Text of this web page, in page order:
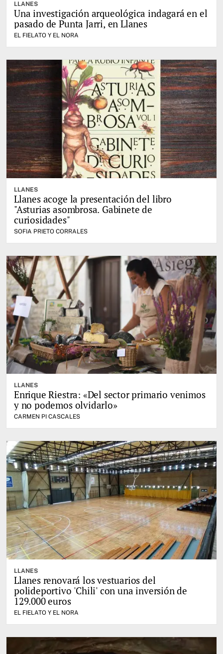
LLANES
Una investigación arqueológica indagará en el
pasado de Punta Jarri, en Llanes
EL FIELATO Y EL NORA
LLANES
Llanes acoge la presentación del libro
"Asturias asombrosa. Gabinete de
curiosidades"
SOFIA PRIETO CORRALES
LLANES
Enrique Riestra: «Del sector primario venimos
y no podemos olvidarlo»
CARMEN PI CASCALES
LLANES
Llanes renovará los vestuarios del
polideportivo 'Chili' con una inversión de
129.000 euros
EL FIELATO Y EL NORA